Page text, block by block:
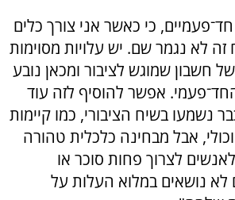
כי כאשר אני צורך כלים
זה לא נגמר שם. יש עלויות מסוימות
חשבון שמוגש לציבור ומכאן נובע
אפשר להוסיף לזה עוד
נשמעו בשיח הציבורי, כמו קיימות
אבל מבחינה כלכלית טהורה
לצרוך פחות סוכר או
נושאים במלוא העלות על